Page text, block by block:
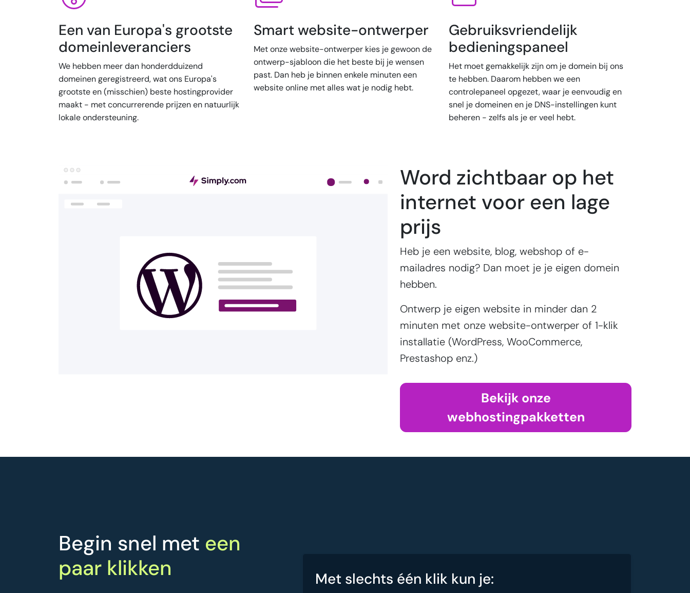
Een van Europa's grootste
domeinleveranciers
We hebben meer dan honderdduizend
domeinen geregistreerd, wat ons Europa's
grootste en (misschien) beste hostingprovider
maakt - met concurrerende prijzen en natuurlijk
lokale ondersteuning.
Smart website-ontwerper
Met onze website-ontwerper kies je gewoon de
ontwerp-sjabloon die het beste bij je wensen
past. Dan heb je binnen enkele minuten een
website online met alles wat je nodig hebt.
Gebruiksvriendelijk
bedieningspaneel
Het moet gemakkelijk zijn om je domein bij ons
te hebben. Daarom hebben we een
controlepaneel opgezet, waar je eenvoudig en
snel je domeinen en je DNS-instellingen kunt
beheren - zelfs als je er veel hebt.
Word zichtbaar op het
internet voor een lage
prijs
Heb je een website, blog, webshop of e-
mailadres nodig? Dan moet je je eigen domein
hebben.
Ontwerp je eigen website in minder dan 2
minuten met onze website-ontwerper of 1-klik
installatie (WordPress, WooCommerce,
Prestashop enz.)
Bekijk onze
webhostingpakketten
Begin snel met een
paar klikken
Met slechts één klik kun je: